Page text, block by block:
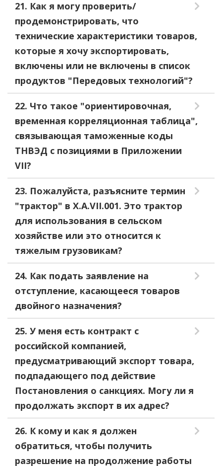
21. Как я могу проверить/
продемонстрировать, что
технические характеристики товаров,
которые я хочу экспортировать,
включены или не включены в список
продуктов "Передовых технологий"?
22. Что такое "ориентировочная,
временная корреляционная таблица",
связывающая таможенные коды
ТНВЭД с позициями в Приложении
VII?
23. Пожалуйста, разъясните термин
"трактор" в X.A.VII.001. Это трактор
для использования в сельском
хозяйстве или это относится к
тяжелым грузовикам?
24. Как подать заявление на
отступление, касающееся товаров
двойного назначения?
25. У меня есть контракт с
российской компанией,
предусматривающий экспорт товара,
подпадающего под действие
Постановления о санкциях. Могу ли я
продолжать экспорт в их адрес?
26. К кому и как я должен
обратиться, чтобы получить
разрешение на продолжение работы